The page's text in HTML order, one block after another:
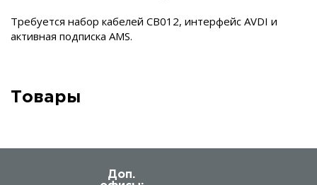
Требуется набор кабелей CB012, интерфейс AVDI и
активная подписка AMS.
Товары
Доп.